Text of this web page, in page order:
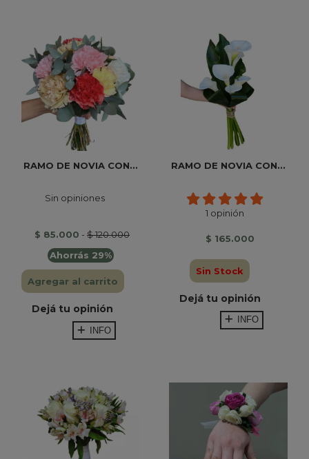
RAMO DE NOVIA CON...
Sin opiniones
$ 85.000 - $ 120.000
Ahorrás 29%
Agregar al carrito
Dejá tu opinión
INFO
RAMO DE NOVIA CON...
1 opinión
$ 165.000
Sin Stock
Dejá tu opinión
INFO